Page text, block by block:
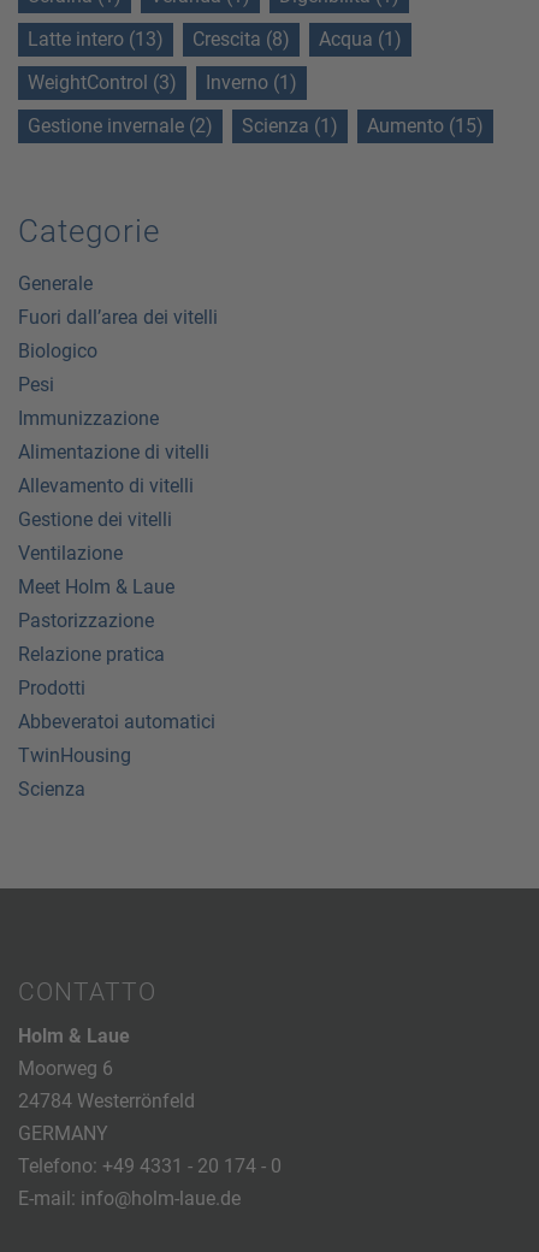
Latte intero (13)
Crescita (8)
Acqua (1)
WeightControl (3)
Inverno (1)
Gestione invernale (2)
Scienza (1) Aumento (15)
Categorie
Generale
Fuori dall’area dei vitelli
Biologico
Pesi
Immunizzazione
Alimentazione di vitelli
Allevamento di vitelli
Gestione dei vitelli
Ventilazione
Meet Holm & Laue
Pastorizzazione
Relazione pratica
Prodotti
Abbeveratoi automatici
TwinHousing
Scienza
CONTATTO
Holm & Laue
Moorweg 6
24784 Westerrönfeld
GERMANY
Telefono: +49 4331 - 20 174 - 0
E-mail: info@holm-laue.de